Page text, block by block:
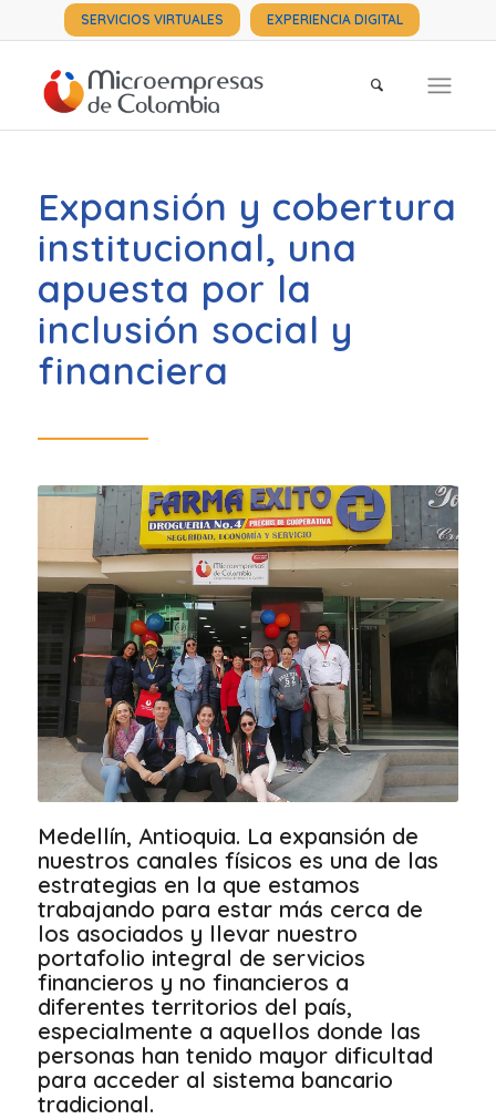
SERVICIOS VIRTUALES EXPERIENCIA DIGITAL
Expansión y cobertura
institucional, una
apuesta por la
inclusión social y
financiera
Medellín, Antioquia. La expansión de
nuestros canales físicos es una de las
estrategias en la que estamos
trabajando para estar más cerca de
los asociados y llevar nuestro
portafolio integral de servicios
financieros y no financieros a
diferentes territorios del país,
especialmente a aquellos donde las
personas han tenido mayor dificultad
para acceder al sistema bancario
tradicional.